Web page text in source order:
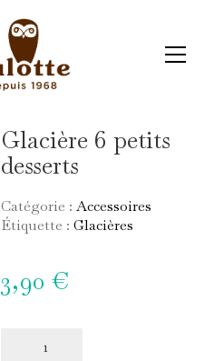
Glacière 6 petits
desserts
Catégorie : Accessoires
Étiquette : Glacières
3,90 €